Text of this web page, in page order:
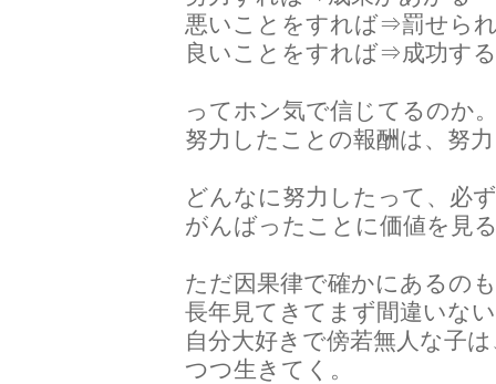
悪いことをすれば⇒罰せら
良いことをすれば⇒成功す
ってホン気で信じてるのか
努力したことの報酬は、努
どんなに努力したって、必
がんばったことに価値を見
ただ因果律で確かにあるの
長年見てきてまず間違いな
自分大好きで傍若無人な子
つつ生きてく。